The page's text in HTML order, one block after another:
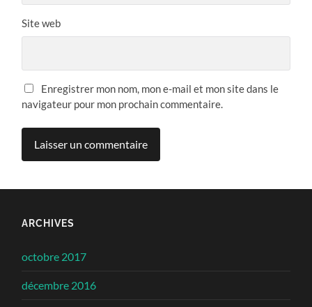
Site web
Enregistrer mon nom, mon e-mail et mon site dans le
navigateur pour mon prochain commentaire.
ARCHIVES
octobre 2017
décembre 2016